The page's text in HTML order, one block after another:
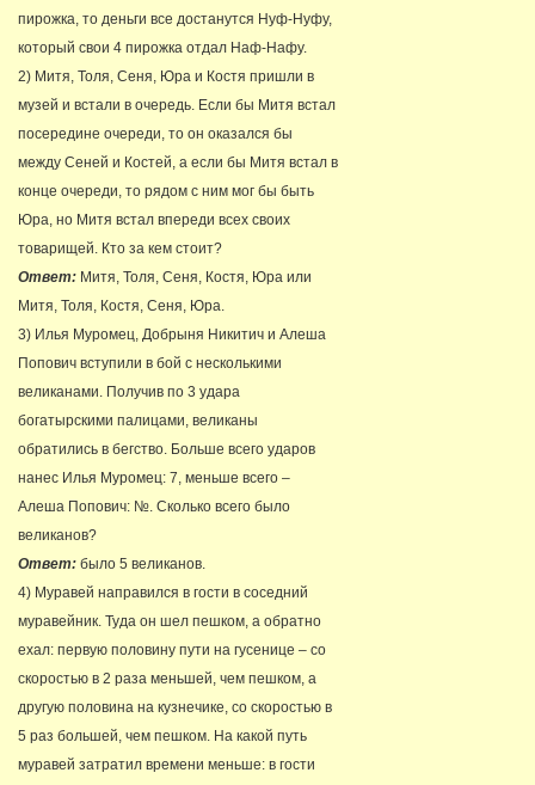
пирожка, то деньги все достанутся Нуф-Нуфу,
который свои 4 пирожка отдал Наф-Нафу.
2) Митя, Толя, Сеня, Юра и Костя пришли в
музей и встали в очередь. Если бы Митя встал
посередине очереди, то он оказался бы
между Сеней и Костей, а если бы Митя встал в
конце очереди, то рядом с ним мог бы быть
Юра, но Митя встал впереди всех своих
товарищей. Кто за кем стоит?
Ответ: Митя, Толя, Сеня, Костя, Юра или
Митя, Толя, Костя, Сеня, Юра.
3) Илья Муромец, Добрыня Никитич и Алеша
Попович вступили в бой с несколькими
великанами. Получив по 3 удара
богатырскими палицами, великаны
обратились в бегство. Больше всего ударов
нанес Илья Муромец: 7, меньше всего –
Алеша Попович: №. Сколько всего было
великанов?
Ответ: было 5 великанов.
4) Муравей направился в гости в соседний
муравейник. Туда он шел пешком, а обратно
ехал: первую половину пути на гусенице – со
скоростью в 2 раза меньшей, чем пешком, а
другую половина на кузнечике, со скоростью в
5 раз большей, чем пешком. На какой путь
муравей затратил времени меньше: в гости